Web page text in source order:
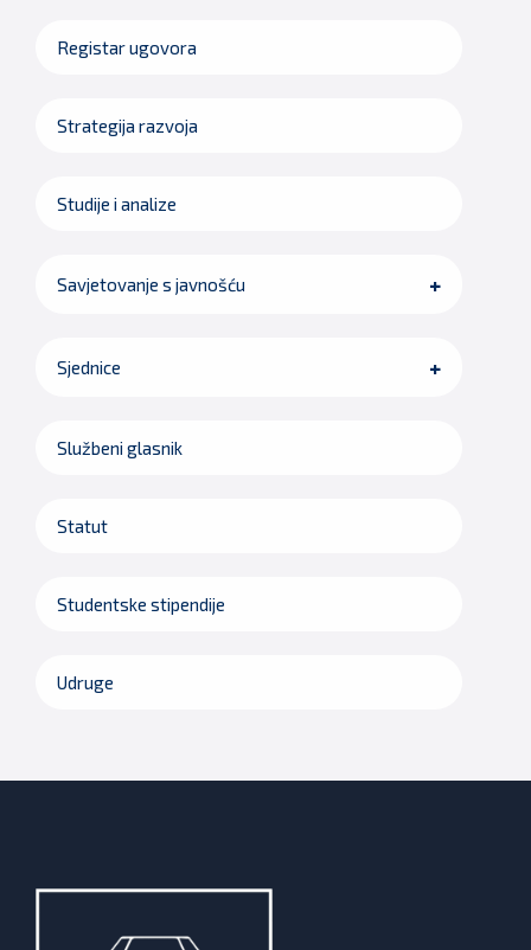
Registar ugovora
Strategija razvoja
Studije i analize
Savjetovanje s javnošću
Sjednice
Službeni glasnik
Statut
Studentske stipendije
Udruge